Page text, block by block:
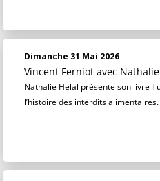
Dimanche 31 Mai 2026
Vincent Ferniot avec
Nathalie Helal présente son livre
l’histoire des interdits alimentaires.